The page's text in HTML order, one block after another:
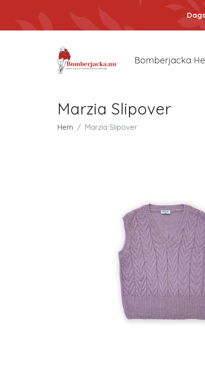
Bomberjacka
Marzia Slipover
Hem Marzia Slipover